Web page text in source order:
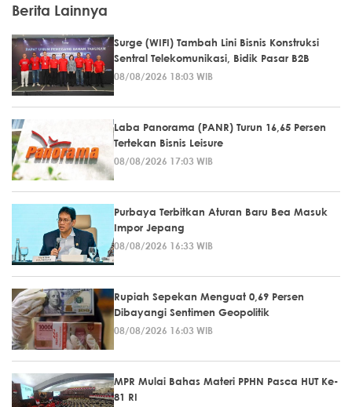
Berita Lainnya
Surge (WIFI) Tambah Lini Bisnis Konstruksi
Sentral Telekomunikasi, Bidik Pasar B2B
08/08/2026 18:03 WIB
Laba Panorama (PANR) Turun 16,65 Persen
Tertekan Bisnis Leisure
08/08/2026 17:03 WIB
Purbaya Terbitkan Aturan Baru Bea Masuk
Impor Jepang
08/08/2026 16:33 WIB
Rupiah Sepekan Menguat 0,69 Persen
Dibayangi Sentimen Geopolitik
08/08/2026 16:03 WIB
MPR Mulai Bahas Materi PPHN Pasca HUT Ke-
81 RI